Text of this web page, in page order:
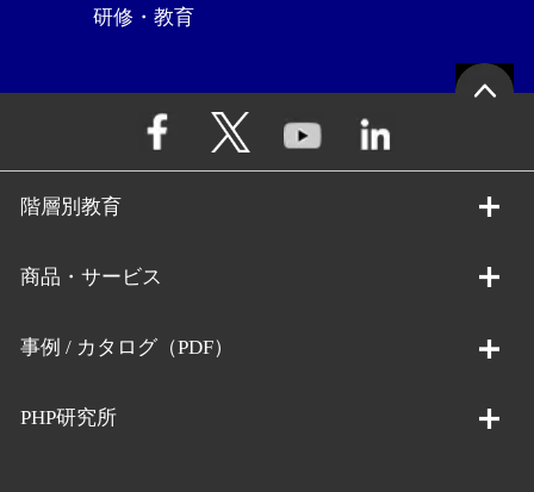
研修・教育
階層別教育
商品・サービス
事例 / カタログ（PDF）
PHP研究所